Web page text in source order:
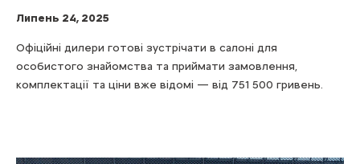
Липень 24, 2025
Офіційні дилери готові зустрічати в салоні для
особистого знайомства та приймати замовлення,
комплектації та ціни вже відомі — від 751 500 гривень.